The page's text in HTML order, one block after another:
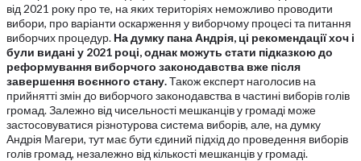
від 2021 року про те, на яких територіях неможливо проводити
вибори, про варіанти оскарження у виборчому процесі та питання
виборчих процедур. На думку пана Андрія, ці рекомендації хоч і
були видані у 2021 році, однак можуть стати підказкою до
реформування виборчого законодавства вже після
завершення воєнного стану.Також експерт наголосив на
прийнятті змін до виборчого законодавства в частині виборів голів
громад. Залежно від чисельності мешканців у громаді може
застосовуватися різнотурова система виборів, але, на думку
Андрія Магери, тут має бути єдиний підхід до проведення виборів
голів громад, незалежно від кількості мешканців у громаді.